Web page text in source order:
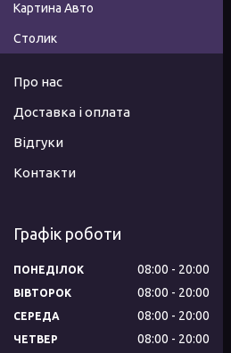
Картина Авто
Столик
Про нас
Доставка і оплата
Відгуки
Контакти
Графік роботи
ПОНЕДІЛОК 08:00 20:00
ВІВТОРОК 08:00 20:00
СЕРЕДА 08:00 20:00
ЧЕТВЕР 08:00 20:00